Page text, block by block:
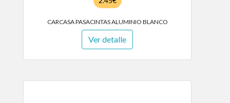
CARCASA PASACINTAS ALUMINIO BLANCO
Ver detalle